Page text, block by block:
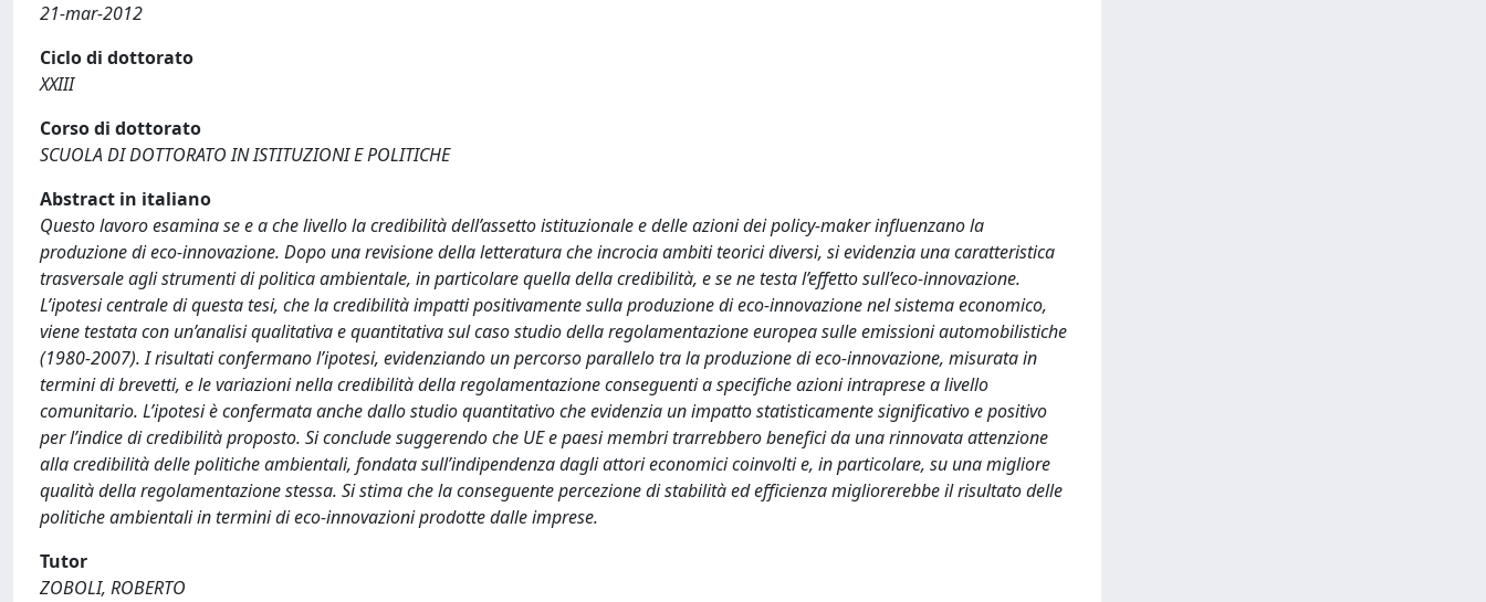
21-mar-2012
Ciclo di dottorato
XXIII
Corso di dottorato
SCUOLA DI DOTTORATO IN ISTITUZIONI E POLITICHE
Abstract in italiano
Questo lavoro esamina se e a che livello la credibilità dell’assetto istituzionale e delle azioni dei policy-maker influenzano la
produzione di eco-innovazione. Dopo una revisione della letteratura che incrocia ambiti teorici diversi, si evidenzia una caratteristica
trasversale agli strumenti di politica ambientale, in particolare quella della credibilità, e se ne testa l’effetto sull’eco-innovazione.
L’ipotesi centrale di questa tesi, che la credibilità impatti positivamente sulla produzione di eco-innovazione nel sistema economico,
viene testata con un’analisi qualitativa e quantitativa sul caso studio della regolamentazione europea sulle emissioni automobilistiche
(1980-2007). I risultati confermano l’ipotesi, evidenziando un percorso parallelo tra la produzione di eco-innovazione, misurata in
termini di brevetti, e le variazioni nella credibilità della regolamentazione conseguenti a specifiche azioni intraprese a livello
comunitario. L’ipotesi è confermata anche dallo studio quantitativo che evidenzia un impatto statisticamente significativo e positivo
per l’indice di credibilità proposto. Si conclude suggerendo che UE e paesi membri trarrebbero benefici da una rinnovata attenzione
alla credibilità delle politiche ambientali, fondata sull’indipendenza dagli attori economici coinvolti e, in particolare, su una migliore
qualità della regolamentazione stessa. Si stima che la conseguente percezione di stabilità ed efficienza migliorerebbe il risultato delle
politiche ambientali in termini di eco-innovazioni prodotte dalle imprese.
Tutor
ZOBOLI, ROBERTO